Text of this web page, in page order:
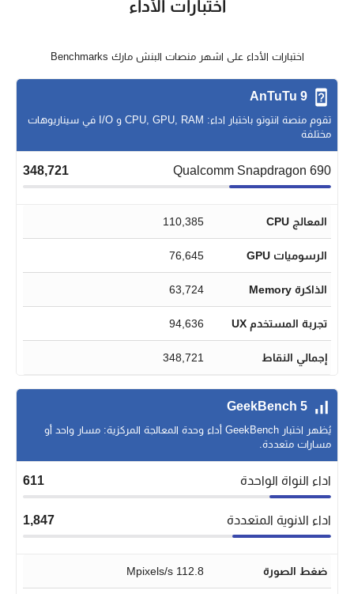
اختبارات الأداء
اختبارات الأداء على اشهر منصات البنش مارك Benchmarks
AnTuTu 9
تقوم منصة انتوتو باختبار اداء: CPU, GPU, RAM و I/O في سيناريوهات
مختلفة
Qualcomm Snapdragon 690
348,721
المعالج CPU 110,385
الرسوميات GPU 76,645
الذاكرة Memory 63,724
تجربة المستخدم UX 94,636
إجمالي النقاط 348,721
GeekBench 5
يُظهر اختبار GeekBench أداء وحدة المعالجة المركزية: مسار واحد أو
مسارات متعددة.
اداء النواة الواحدة 611
اداء الانوية المتعددة 1,847
ضغط الصورة 112.8 Mpixels/s